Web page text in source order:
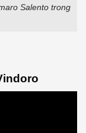
Salento trong